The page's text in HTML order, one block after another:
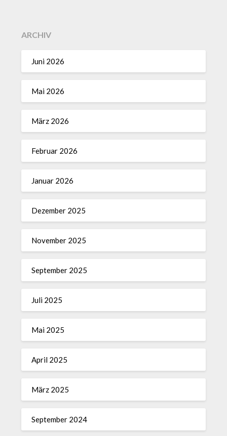
ARCHIV
Juni 2026
Mai 2026
März 2026
Februar 2026
Januar 2026
Dezember 2025
November 2025
September 2025
Juli 2025
Mai 2025
April 2025
März 2025
September 2024